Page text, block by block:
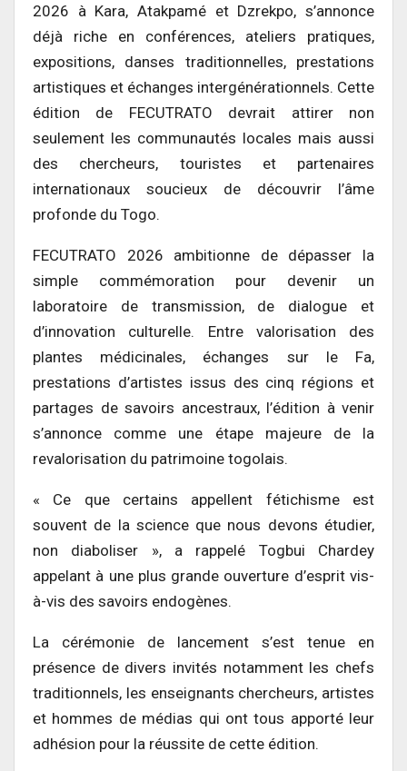
2026 à Kara, Atakpamé et Dzrekpo, s’annonce
déjà riche en conférences, ateliers pratiques,
expositions, danses traditionnelles, prestations
artistiques et échanges intergénérationnels. Cette
édition de FECUTRATO devrait attirer non
seulement les communautés locales mais aussi
des chercheurs, touristes et partenaires
internationaux soucieux de découvrir l’âme
profonde du Togo.
FECUTRATO 2026 ambitionne de dépasser la
simple commémoration pour devenir un
laboratoire de transmission, de dialogue et
d’innovation culturelle. Entre valorisation des
plantes médicinales, échanges sur le Fa,
prestations d’artistes issus des cinq régions et
partages de savoirs ancestraux, l’édition à venir
s’annonce comme une étape majeure de la
revalorisation du patrimoine togolais.
« Ce que certains appellent fétichisme est
souvent de la science que nous devons étudier,
non diaboliser », a rappelé Togbui Chardey
appelant à une plus grande ouverture d’esprit vis-
à-vis des savoirs endogènes.
La cérémonie de lancement s’est tenue en
présence de divers invités notamment les chefs
traditionnels, les enseignants chercheurs, artistes
et hommes de médias qui ont tous apporté leur
adhésion pour la réussite de cette édition.